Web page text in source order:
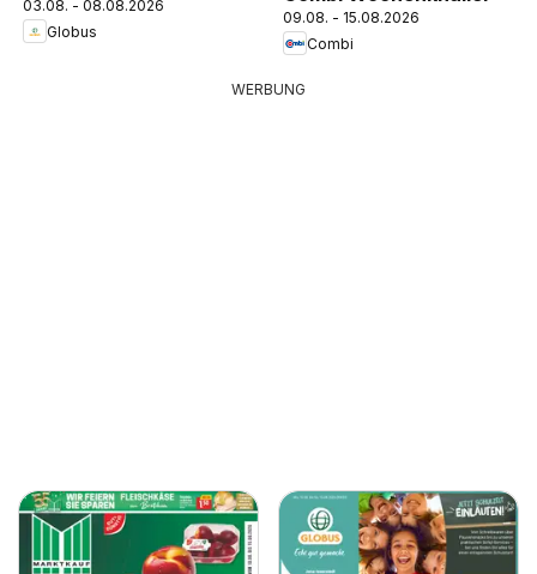
03.08. - 08.08.2026
Globus
09.08. - 15.08.2026
Combi
WERBUNG